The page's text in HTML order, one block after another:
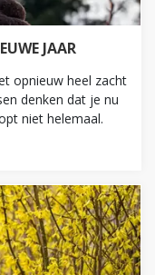
JAAR
opnieuw heel zacht
denken dat je nu
niet helemaal.